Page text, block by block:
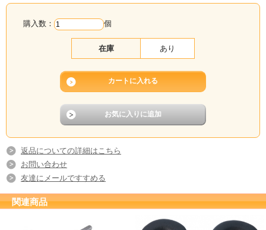
購入数： 個
在庫 あり
返品についての詳細はこちら
お問い合わせ
友達にメールですすめる
関連商品